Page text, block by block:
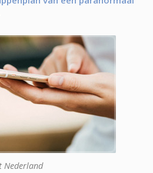
Nederland